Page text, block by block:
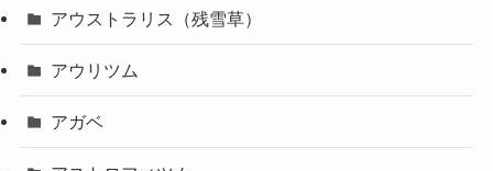
アウストラリス（残雪草）
アウリツム
アガベ